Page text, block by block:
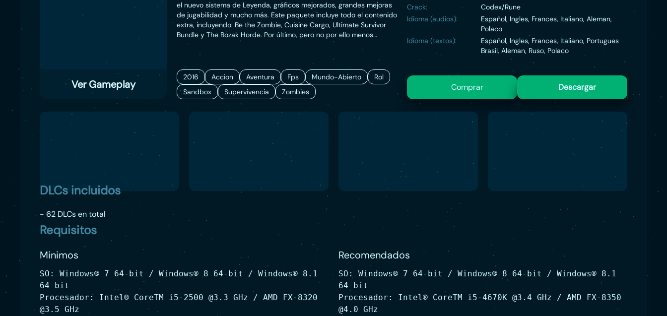
Ver Gameplay
el nuevo sistema de Leyenda, gráficos mejorados, grandes mejoras
de jugabilidad y mucho más. Este paquete incluye todo el contenido
extra, incluyendo: Be the Zombie, Cuisine Cargo, Ultimate Survivor
Bundle y The Bozak Horde. Por último, pero no por ello menos
importante, sal de los muros de Harran y descubre una colosal y
mortífera región en Dying Light: The Following, una inmensa
expansión de la historia con personajes misteriosos, armas
devastadoras, misiones sorprendentes y vehículos todoterreno que
podrás conducir y personalizar.
2016 Accion Aventura Fps Mundo-Abierto
Rol
Sandbox
Supervivencia Zombies
Crack:
Codex/Rune
Idioma (audios):
Español, Ingles, Frances, Italiano, Aleman,
Polaco
Idioma (textos):
Español, Ingles, Frances, Italiano, Portugues
Brasil, Aleman, Ruso, Polaco
Comprar Descargar
DLCs incluidos
- 62 DLCs en total
Requisitos
Minimos
SO: Windows® 7 64-bit / Windows® 8 64-bit / Windows® 8.1
64-bit
Procesador: Intel® CoreTM i5-2500 @3.3 GHz / AMD FX-8320
@3.5 GHz
Recomendados
SO: Windows® 7 64-bit / Windows® 8 64-bit / Windows® 8.1
64-bit
Procesador: Intel® CoreTM i5-4670K @3.4 GHz / AMD FX-8350
@4.0 GHz